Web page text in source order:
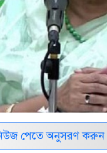
পেতে অনুসরণ করুন